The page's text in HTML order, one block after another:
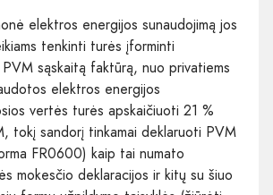
elektros energijos sunaudojimą jos
tenkinti turės įforminti
PVM sąskaitą faktūrą, nuo privatiems
elektros energijos
vertės turės apskaičiuoti 21 %
tokį sandorį tinkamai deklaruoti PVM
FR0600) kaip tai numato
mokesčio deklaracijos ir kitų su šiuo